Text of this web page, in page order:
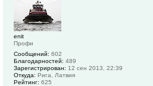
enit
Профи
Сообщений: 602
Благодарностей: 489
Зарегистрирован: 12 сен 2013, 22:39
Откуда: Рига, Латвия
Рейтинг: 625